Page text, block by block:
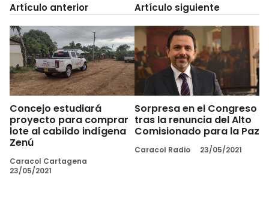
Artículo anterior
Concejo estudiará
proyecto para comprar
lote al cabildo indígena
Zenú
Caracol Cartagena
23/05/2021
Artículo siguiente
Sorpresa en el Congreso
tras la renuncia del Alto
Comisionado para la Paz
Caracol Radio 23/05/2021